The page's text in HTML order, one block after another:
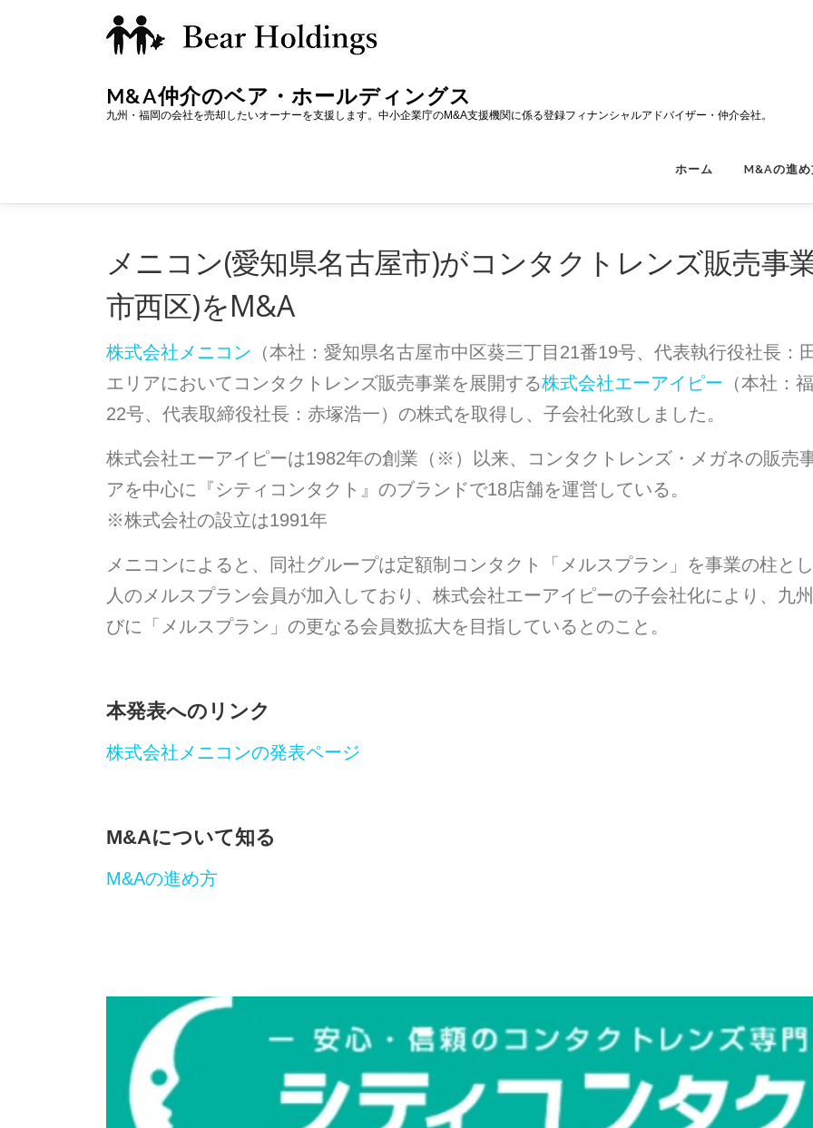
ス
M&A仲介のベア・ホールディングス
九州・福岡の会社を売却したいオーナーを支援します。中小企業庁のM&A支援機関に係る登録フィナンシャルアドバイザー・仲介会社。
ホーム M&Aの進め
メニコン(愛知県名古屋市)がコンタクトレンズ販売事
市西区)をM&A
株式会社メニコン （本社：愛知県名古屋市中区葵三丁目21番19号、代表執行役社長：
エリアにおいてコンタクトレンズ販売事業を展開する株式会社エーアイピー （本社：
22号、代表取締役社長：赤塚浩一）の株式を取得し、子会社化致しました。
株式会社エーアイピーは1982年の創業（※）以来、コンタクトレンズ・メガネの販売
アを中心に『シティコンタクト』のブランドで18店舗を運営している。
※株式会社の設立は1991年
メニコンによると、同社グループは定額制コンタクト「メルスプラン」を事業の柱と
人のメルスプラン会員が加入しており、株式会社エーアイピーの子会社化により、九
びに「メルスプラン」の更なる会員数拡大を目指しているとのこと。
本発表へのリンク
株式会社メニコンの発表ページ
M&Aについて知る
M&Aの進め方